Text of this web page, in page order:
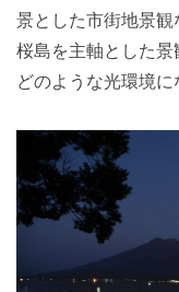
景とした市街地景観
桜島を主軸とした
どのような光環境に